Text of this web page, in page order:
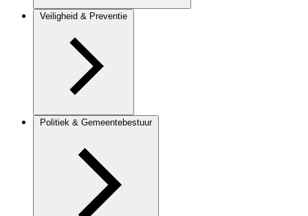
Veiligheid & Preventie
Politiek & Gemeentebestuur